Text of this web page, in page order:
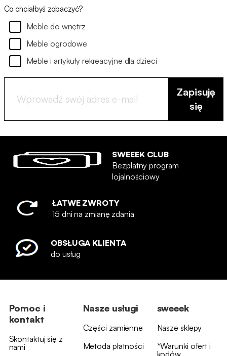
Co chciałbyś zobaczyć?
Meble do wnętrz
Meble ogrodowe
Meble i artykuły rekreacyjne dla dzieci
Zapisuję
się
SWEEEK CLUB
Bezpłatny program
lojalnościowy
ŁATWE ZWROTY
15 dni na zmianę zdania
OBSŁUGA KLIENTA
do usług
Pomoc i
kontakt
Skontaktuj się z
nami
Nasze usługi
Części zamienne
Metoda płatności
sweeek
Nasze sklepy
*Warunki ofert i